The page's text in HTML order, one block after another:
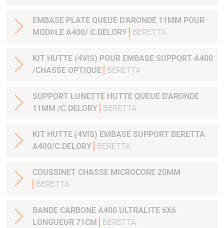
EMBASE PLATE QUEUE D'ARONDE 11MM POUR
MODÞLE A400/ C.DELORY
BERETTA
KIT HUTTE (4VIS) POUR EMBASE SUPPORT A400
/CHASSE OPTIQUE
BERETTA
SUPPORT LUNETTE HUTTE QUEUE D'ARONDE
11MM /C.DELORY
BERETTA
KIT HUTTE (4VIS) EMBASE SUPPORT BERETTA
A400/C.DELORY
BERETTA
COUSSINET CHASSE MICROCORE 20MM
BERETTA
BANDE CARBONE A400 ULTRALITE 6X6
LONGUEUR 71CM
BERETTA